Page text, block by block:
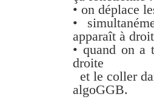
• on déplace
•
apparaît à
• quand on a
droite
et le coller
algoGGB.